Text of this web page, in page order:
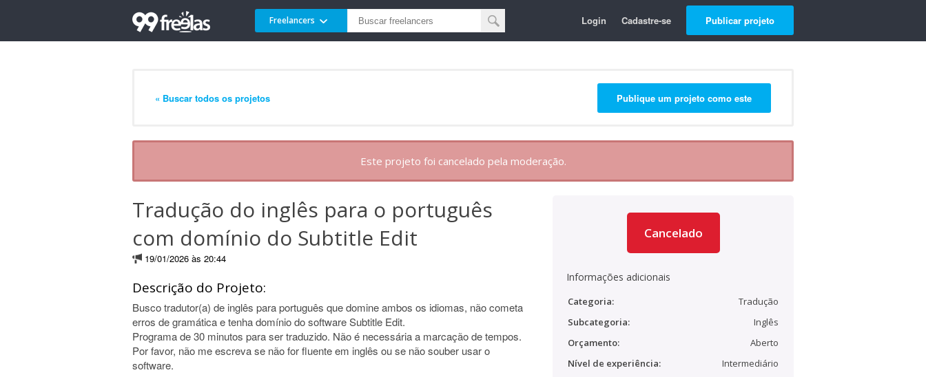
Freelancers Login Cadastre-se Publicar projeto
« Buscar todos os projetos Publique um projeto como este
Este projeto foi cancelado pela moderação.
Tradução do inglês para o português
com domínio do Subtitle Edit
19/01/2026 às 20:44
Descrição do Projeto:
Busco tradutor(a) de inglês para português que domine ambos os idiomas, não cometa
erros de gramática e tenha domínio do software Subtitle Edit.
Programa de 30 minutos para ser traduzido. Não é necessária a marcação de tempos.
Por favor, não me escreva se não for fluente em inglês ou se não souber usar o
software.
Cancelado
Informações adicionais
Categoria:
Tradução
Subcategoria:
Inglês
Orçamento:
Aberto
Nível de experiência:
Intermediário